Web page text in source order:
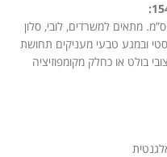
עציץ שיפלרה בגובה 110 ס”מ וקוטר 80 ס”מ. מתאים למשרדים, לובי, סלון
ובמגע טבעי מעניקים תחושת
בולט או כחלק מקומפוזיציה